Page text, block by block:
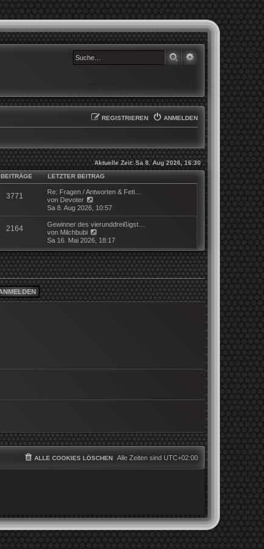
SUCHE
ANMELDEN
REGISTRIEREN
Aktuelle Zeit: Sa 8. Aug 2026, 16:30
BEITRÄGE LETZTER BEITRAG
3771
Re: Fragen / Antworten & Feti…
von Devoter
e
u
e
s
t
e
r
B
e
i
t
r
a
Sa 8. Aug 2026, 10:57
2164
Gewinner des vierunddreißigst…
von Milchbubi
e
u
e
s
t
e
r
B
e
Sa 16. Mai 2026, 18:17
Alle Zeiten sind UTC+02:00
ALLE COOKIES LÖSCHEN